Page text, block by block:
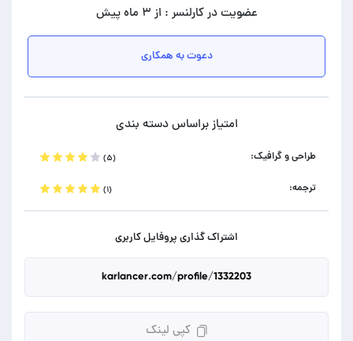
عضویت در کارلنسر : از ۳ ماه پیش
دعوت به همکاری
امتیاز براساس دسته بندی
طراحی و گرافیک: (۵)
ترجمه: (۱)
اشتراک گذاری پروفایل کاربری
کپی لینک